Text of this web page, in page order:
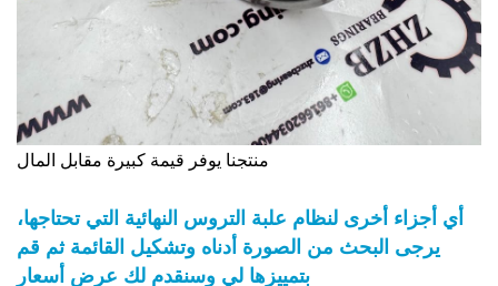
منتجنا يوفر قيمة كبيرة مقابل المال
أي أجزاء أخرى لنظام علبة التروس النهائية التي تحتاجها،
يرجى البحث من الصورة أدناه وتشكيل القائمة ثم قم
بتمييزها لي وسنقدم لك عرض أسعار